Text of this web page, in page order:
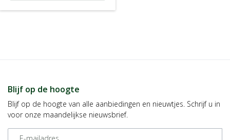
Blijf op de hoogte
Blijf op de hoogte van alle aanbiedingen en nieuwtjes. Schrijf u in
voor onze maandelijkse nieuwsbrief.
E-mailadres